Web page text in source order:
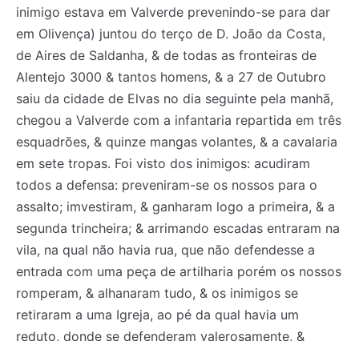
inimigo estava em Valverde prevenindo-se para dar
em Olivença) juntou do terço de D. João da Costa,
de Aires de Saldanha, & de todas as fronteiras de
Alentejo 3000 & tantos homens, & a 27 de Outubro
saiu da cidade de Elvas no dia seguinte pela manhã,
chegou a Valverde com a infantaria repartida em três
esquadrões, & quinze mangas volantes, & a cavalaria
em sete tropas. Foi visto dos inimigos: acudiram
todos a defensa: preveniram-se os nossos para o
assalto; imvestiram, & ganharam logo a primeira, & a
segunda trincheira; & arrimando escadas entraram na
vila, na qual não havia rua, que não defendesse a
entrada com uma peça de artilharia porém os nossos
romperam, & alhanaram tudo, & os inimigos se
retiraram a uma Igreja, ao pé da qual havia um
reduto, donde se defenderam valerosamente, &